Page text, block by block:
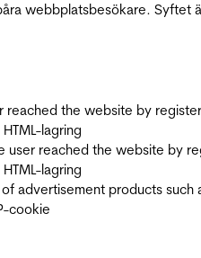
webbplatsbesökare. Syftet
reached the website by
lagring
user reached the website by
lagring
advertisement products
cookie